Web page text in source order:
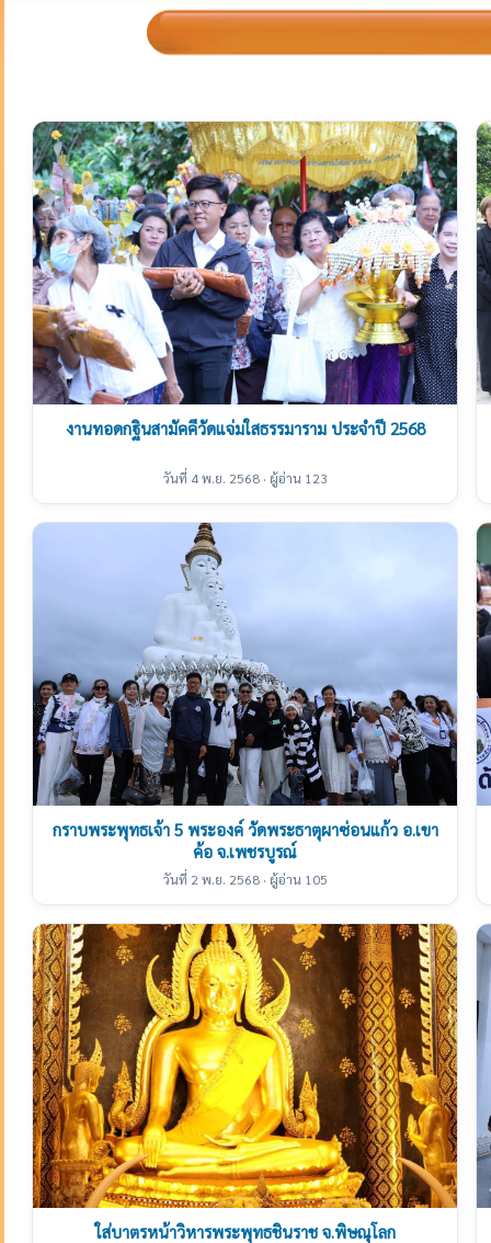
งานทอดกฐินสามัคคีวัดแจ่มใสธรรมาราม ประจำปี 2568
วันที่ 4 พ.ย. 2568 · ผู้อ่าน 123
กราบพระพุทธเจ้า 5 พระองค์ วัดพระธาตุผาซ่อนแก้ว อ.เขา
ค้อ จ.เพชรบูรณ์
วันที่ 2 พ.ย. 2568 · ผู้อ่าน 105
ใส่บาตรหน้าวิหารพระพุทธชินราช จ.พิษณุโลก